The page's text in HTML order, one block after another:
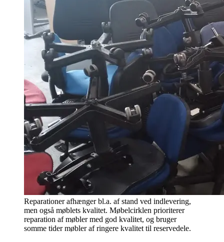
Reparationer afhænger bl.a. af stand ved indlevering,
men også møblets kvalitet. Møbelcirklen prioriterer
reparation af møbler med god kvalitet, og bruger
somme tider møbler af ringere kvalitet til reservedele.